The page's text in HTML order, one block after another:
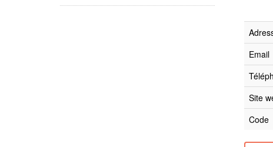
Email
Site
Code